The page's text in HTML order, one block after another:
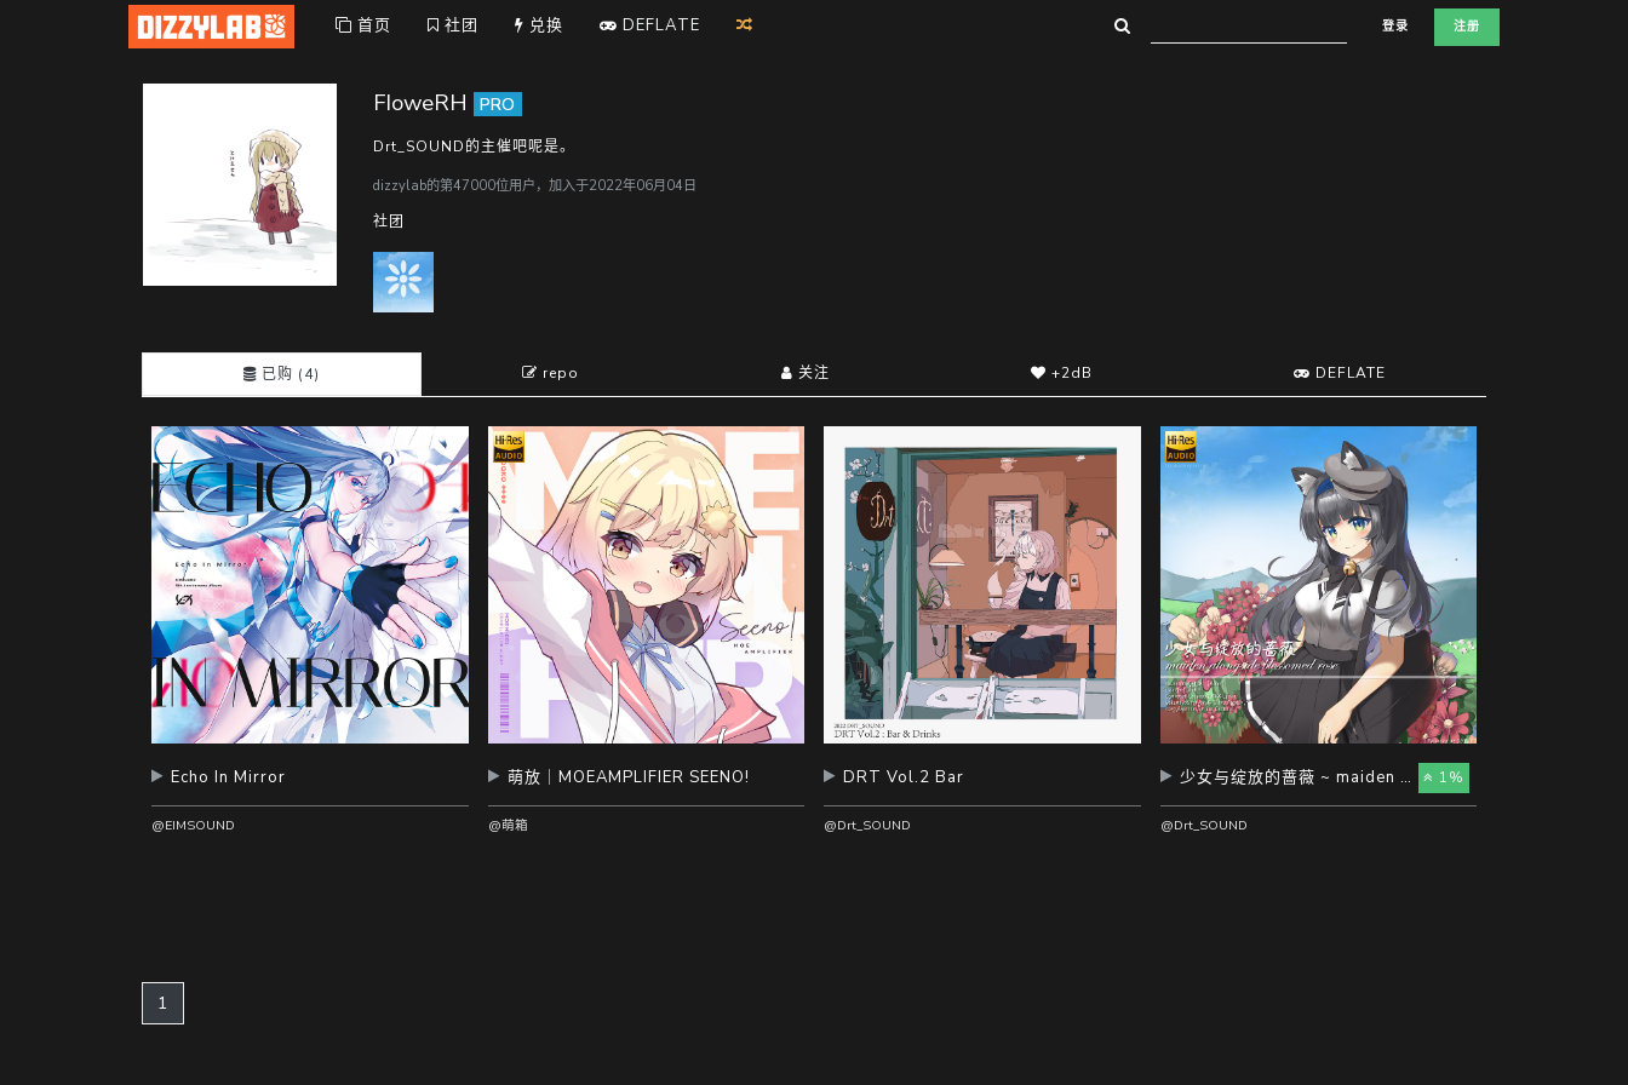
首页 社团 兑换 DEFLATE 登录 注册
FIoweRH PRO
Drt_SOUND的主催吧呢是。
dizzylab的第47000位用户，加入于2022年06月04日
社团
已购 (4) repo 关注 +2dB DEFLATE
Echo In Mirror
@EIMSOUND
萌放｜MOEAMPLIFIER SEENO!
@萌箱
DRT Vol.2 Bar
@Drt_SOUND
1%
少女与绽放的蔷薇 ~ maiden alongside blossomed rose ~
@Drt_SOUND
1